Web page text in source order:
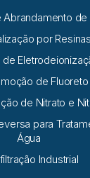
Abrandamento de
por
de
de Nitrato e
para
Água
Industrial